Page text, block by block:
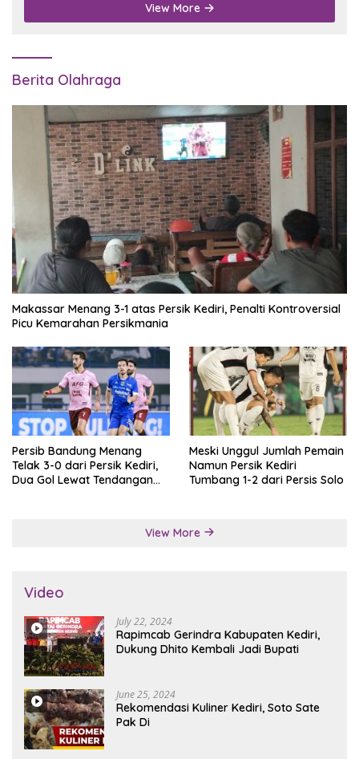
View More
Berita Olahraga
Makassar Menang 3-1 atas Persik Kediri, Penalti Kontroversial
Picu Kemarahan Persikmania
Persib Bandung Menang
Telak 3-0 dari Persik Kediri,
Dua Gol Lewat Tendangan
Meski Unggul Jumlah Pemain
Namun Persik Kediri
Tumbang 1-2 dari Persis Solo
View More
Video
July 22, 2024
Rapimcab Gerindra Kabupaten Kediri,
Dukung Dhito Kembali Jadi Bupati
June 25, 2024
Rekomendasi Kuliner Kediri, Soto Sate
Pak Di